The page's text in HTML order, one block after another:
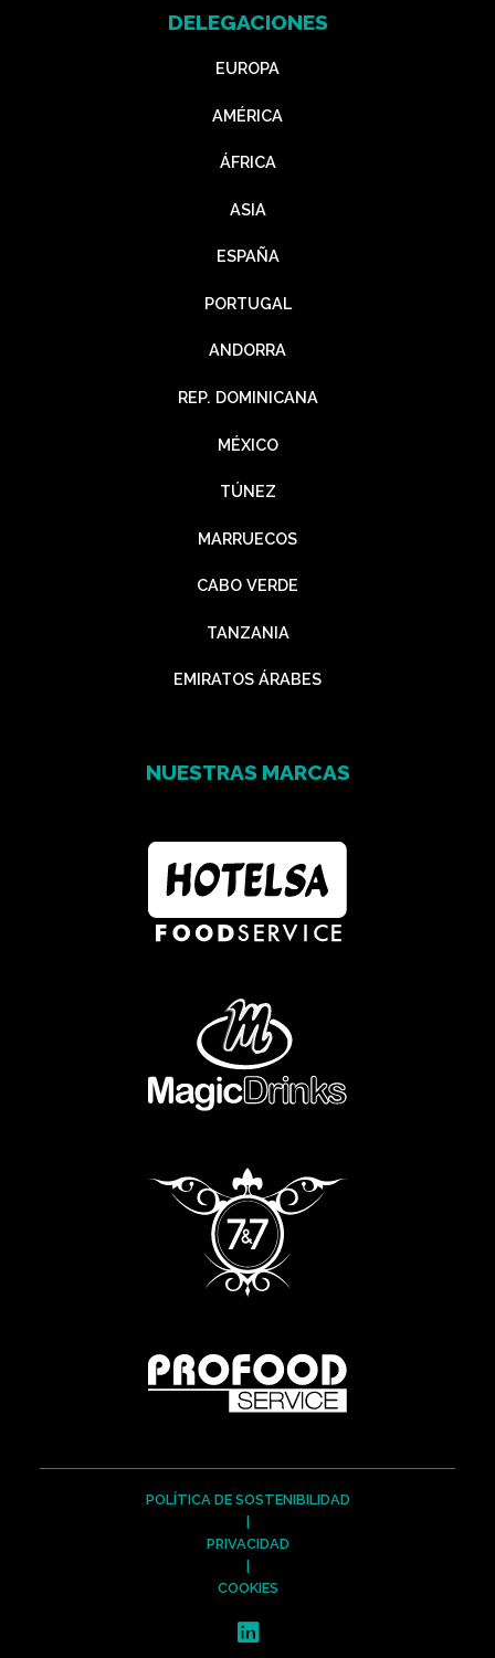
DELEGACIONES
EUROPA
AMÉRICA
ÁFRICA
ASIA
ESPAÑA
PORTUGAL
ANDORRA
REP. DOMINICANA
MÉXICO
TÚNEZ
MARRUECOS
CABO VERDE
TANZANIA
EMIRATOS ÁRABES
NUESTRAS MARCAS
POLÍTICA DE SOSTENIBILIDAD
PRIVACIDAD
COOKIES